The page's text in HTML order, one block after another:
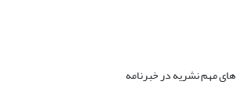
های مهم نشریه در خبرنامه